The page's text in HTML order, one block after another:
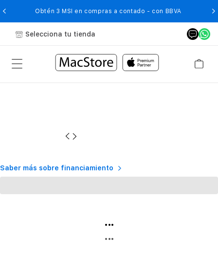
Obtén 3 MSI en compras a contado - con BBVA
Selecciona tu tienda
Saber más sobre financiamiento
...
...